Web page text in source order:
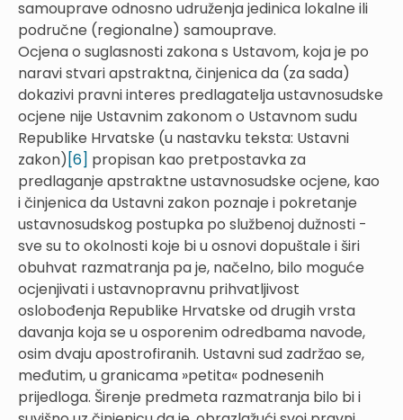
samouprave odnosno udruženja jedinica lokalne ili
područne (regionalne) samouprave.
Ocjena o suglasnosti zakona s Ustavom, koja je po
naravi stvari apstraktna, činjenica da (za sada)
dokazivi pravni interes predlagatelja ustavnosudske
ocjene nije Ustavnim zakonom o Ustavnom sudu
Republike Hrvatske (u nastavku teksta: Ustavni
zakon) [6] propisan kao pretpostavka za
predlaganje apstraktne ustavnosudske ocjene, kao
i činjenica da Ustavni zakon poznaje i pokretanje
ustavnosudskog postupka po službenoj dužnosti -
sve su to okolnosti koje bi u osnovi dopuštale i širi
obuhvat razmatranja pa je, načelno, bilo moguće
ocjenjivati i ustavnopravnu prihvatljivost
oslobođenja Republike Hrvatske od drugih vrsta
davanja koja se u osporenim odredbama navode,
osim dvaju apostrofiranih. Ustavni sud zadržao se,
međutim, u granicama »petita« podnesenih
prijedloga. Širenje predmeta razmatranja bilo bi i